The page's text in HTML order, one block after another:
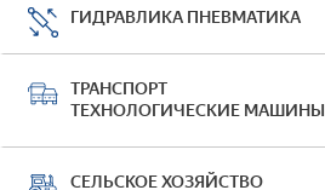
ГИДРАВЛИКА ПНЕВМАТИКА
ТРАНСПОРТ
ТЕХНОЛОГИЧЕСКИЕ МАШИНЫ
СЕЛЬСКОЕ ХОЗЯЙСТВО